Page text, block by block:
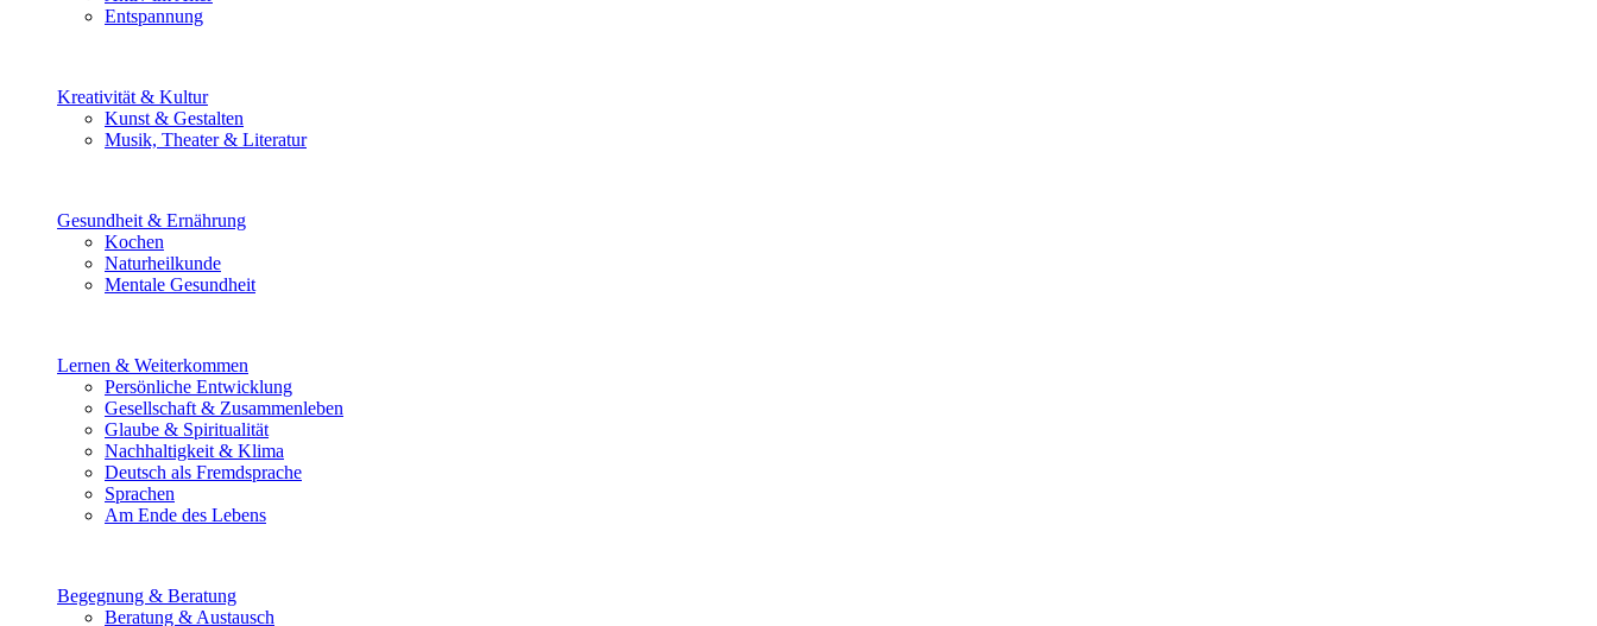
Entspannung
Kreativität & Kultur
Kunst & Gestalten
Musik, Theater & Literatur
Gesundheit & Ernährung
Kochen
Naturheilkunde
Mentale Gesundheit
Lernen & Weiterkommen
Persönliche Entwicklung
Gesellschaft & Zusammenleben
Glaube & Spiritualität
Nachhaltigkeit & Klima
Deutsch als Fremdsprache
Sprachen
Am Ende des Lebens
Begegnung & Beratung
Beratung & Austausch